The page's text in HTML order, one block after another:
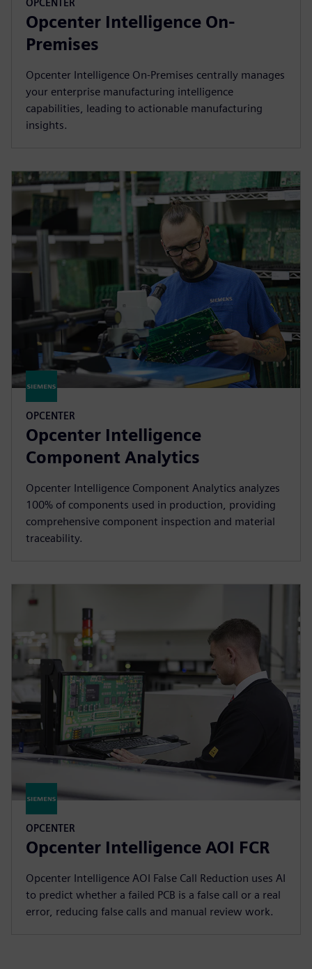
OPCENTER
Opcenter Intelligence On-
Premises
Opcenter Intelligence On-Premises centrally manages
your enterprise manufacturing intelligence
capabilities, leading to actionable manufacturing
insights.
OPCENTER
Opcenter Intelligence
Component Analytics
Opcenter Intelligence Component Analytics analyzes
100% of components used in production, providing
comprehensive component inspection and material
traceability.
OPCENTER
Opcenter Intelligence AOI FCR
Opcenter Intelligence AOI False Call Reduction uses AI
to predict whether a failed PCB is a false call or a real
error, reducing false calls and manual review work.